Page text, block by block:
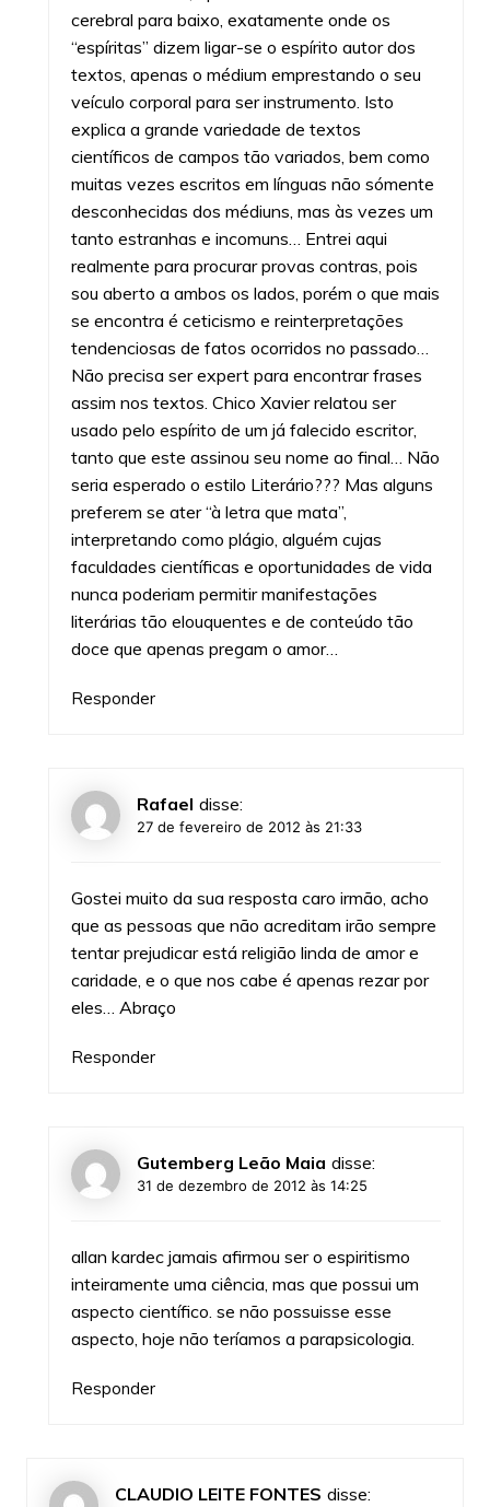
cerebral para baixo, exatamente onde os
“espíritas” dizem ligar-se o espírito autor dos
textos, apenas o médium emprestando o seu
veículo corporal para ser instrumento. Isto
explica a grande variedade de textos
científicos de campos tão variados, bem como
muitas vezes escritos em línguas não sómente
desconhecidas dos médiuns, mas às vezes um
tanto estranhas e incomuns… Entrei aqui
realmente para procurar provas contras, pois
sou aberto a ambos os lados, porém o que mais
se encontra é ceticismo e reinterpretações
tendenciosas de fatos ocorridos no passado…
Não precisa ser expert para encontrar frases
assim nos textos. Chico Xavier relatou ser
usado pelo espírito de um já falecido escritor,
tanto que este assinou seu nome ao final… Não
seria esperado o estilo Literário??? Mas alguns
preferem se ater “à letra que mata”,
interpretando como plágio, alguém cujas
faculdades científicas e oportunidades de vida
nunca poderiam permitir manifestações
literárias tão elouquentes e de conteúdo tão
doce que apenas pregam o amor…
Responder
Rafael disse:
27 de fevereiro de 2012 às 21:33
Gostei muito da sua resposta caro irmão, acho
que as pessoas que não acreditam irão sempre
tentar prejudicar está religião linda de amor e
caridade, e o que nos cabe é apenas rezar por
eles… Abraço
Responder
Gutemberg Leão Maia disse:
31 de dezembro de 2012 às 14:25
allan kardec jamais afirmou ser o espiritismo
inteiramente uma ciência, mas que possui um
aspecto científico. se não possuisse esse
aspecto, hoje não teríamos a parapsicologia.
Responder
CLAUDIO LEITE FONTES disse: